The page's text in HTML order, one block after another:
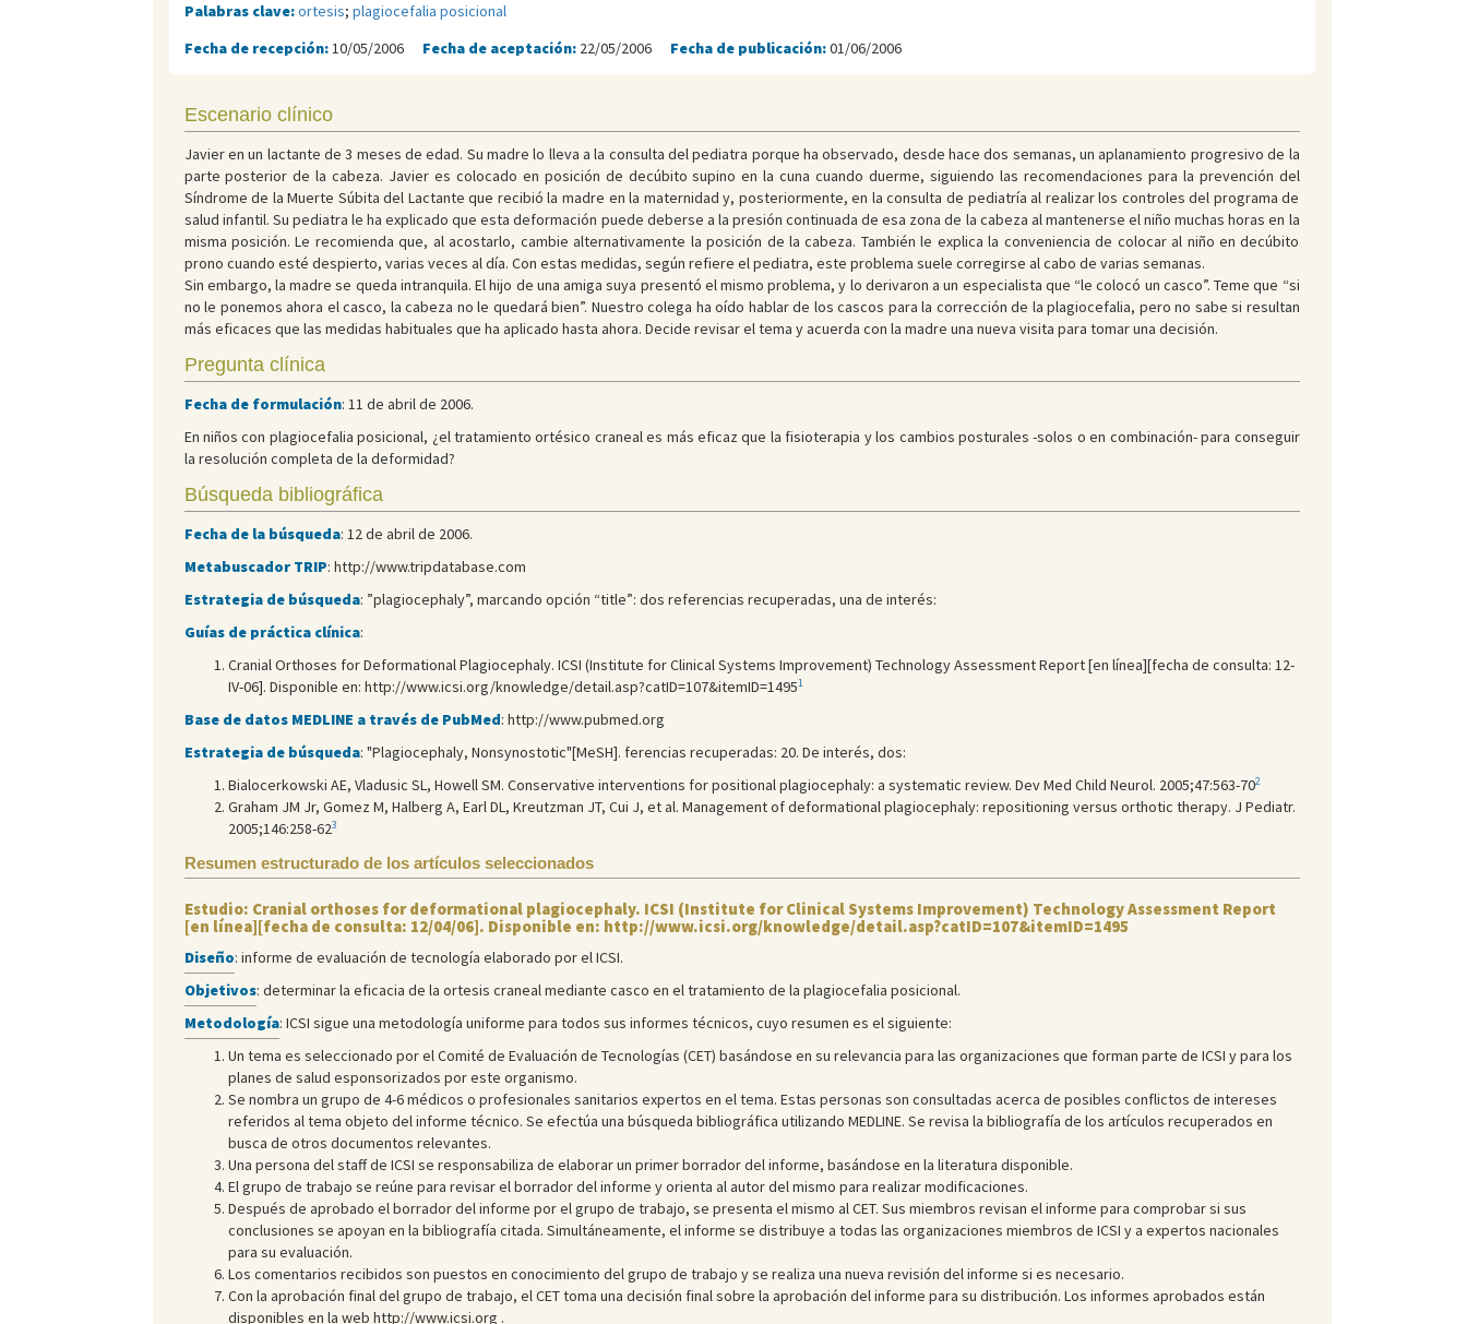
Palabras clave:ortesis; plagiocefalia posicional
Fecha de recepción:10/05/2006 Fecha de aceptación: 22/05/2006 Fecha de publicación:01/06/2006
Escenario clínico
Javier en un lactante de 3 meses de edad. Su madre lo lleva a la consulta del pediatra porque ha observado, desde hace dos semanas, un aplanamiento progresivo de la
parte posterior de la cabeza. Javier es colocado en posición de decúbito supino en la cuna cuando duerme, siguiendo las recomendaciones para la prevención del
Síndrome de la Muerte Súbita del Lactante que recibió la madre en la maternidad y, posteriormente, en la consulta de pediatría al realizar los controles del programa de
salud infantil. Su pediatra le ha explicado que esta deformación puede deberse a la presión continuada de esa zona de la cabeza al mantenerse el niño muchas horas en la
misma posición. Le recomienda que, al acostarlo, cambie alternativamente la posición de la cabeza. También le explica la conveniencia de colocar al niño en decúbito
prono cuando esté despierto, varias veces al día. Con estas medidas, según refiere el pediatra, este problema suele corregirse al cabo de varias semanas.
Sin embargo, la madre se queda intranquila. El hijo de una amiga suya presentó el mismo problema, y lo derivaron a un especialista que “le colocó un casco”. Teme que “si
no le ponemos ahora el casco, la cabeza no le quedará bien”. Nuestro colega ha oído hablar de los cascos para la corrección de la plagiocefalia, pero no sabe si resultan
más eficaces que las medidas habituales que ha aplicado hasta ahora. Decide revisar el tema y acuerda con la madre una nueva visita para tomar una decisión.
Pregunta clínica
Fecha de formulación: 11 de abril de 2006.
En niños con plagiocefalia posicional, ¿el tratamiento ortésico craneal es más eficaz que la fisioterapia y los cambios posturales -solos o en combinación- para conseguir
la resolución completa de la deformidad?
Búsqueda bibliográfica
Fecha de la búsqueda: 12 de abril de 2006.
Metabuscador TRIP: http://www.tripdatabase.com
Estrategia de búsqueda: ”plagiocephaly”, marcando opción “title”: dos referencias recuperadas, una de interés:
Guías de práctica clínica:
Cranial Orthoses for Deformational Plagiocephaly. ICSI (Institute for Clinical Systems Improvement) Technology Assessment Report [en línea][fecha de consulta: 12-
IV-06]. Disponible en: http://www.icsi.org/knowledge/detail.asp?catID=107&itemID=14951
Base de datos MEDLINE a través de PubMed: http://www.pubmed.org
Estrategia de búsqueda: "Plagiocephaly, Nonsynostotic"[MeSH]. ferencias recuperadas: 20. De interés, dos:
Bialocerkowski AE, Vladusic SL, Howell SM. Conservative interventions for positional plagiocephaly: a systematic review. Dev Med Child Neurol. 2005;47:563-702
Graham JM Jr, Gomez M, Halberg A, Earl DL, Kreutzman JT, Cui J, et al. Management of deformational plagiocephaly: repositioning versus orthotic therapy. J Pediatr.
2005;146:258-623
Resumen estructurado de los artículos seleccionados
Estudio: Cranial orthoses for deformational plagiocephaly. ICSI (Institute for Clinical Systems Improvement) Technology Assessment Report
[en línea][fecha de consulta: 12/04/06]. Disponible en: http://www.icsi.org/knowledge/detail.asp?catID=107&itemID=1495
Diseño: informe de evaluación de tecnología elaborado por el ICSI.
Objetivos: determinar la eficacia de la ortesis craneal mediante casco en el tratamiento de la plagiocefalia posicional.
Metodología: ICSI sigue una metodología uniforme para todos sus informes técnicos, cuyo resumen es el siguiente:
Un tema es seleccionado por el Comité de Evaluación de Tecnologías (CET) basándose en su relevancia para las organizaciones que forman parte de ICSI y para los
planes de salud esponsorizados por este organismo.
Se nombra un grupo de 4-6 médicos o profesionales sanitarios expertos en el tema. Estas personas son consultadas acerca de posibles conflictos de intereses
referidos al tema objeto del informe técnico. Se efectúa una búsqueda bibliográfica utilizando MEDLINE. Se revisa la bibliografía de los artículos recuperados en
busca de otros documentos relevantes.
Una persona del staff de ICSI se responsabiliza de elaborar un primer borrador del informe, basándose en la literatura disponible.
El grupo de trabajo se reúne para revisar el borrador del informe y orienta al autor del mismo para realizar modificaciones.
Después de aprobado el borrador del informe por el grupo de trabajo, se presenta el mismo al CET. Sus miembros revisan el informe para comprobar si sus
conclusiones se apoyan en la bibliografía citada. Simultáneamente, el informe se distribuye a todas las organizaciones miembros de ICSI y a expertos nacionales
para su evaluación.
Los comentarios recibidos son puestos en conocimiento del grupo de trabajo y se realiza una nueva revisión del informe si es necesario.
Con la aprobación final del grupo de trabajo, el CET toma una decisión final sobre la aprobación del informe para su distribución. Los informes aprobados están
disponibles en la web http://www.icsi.org .